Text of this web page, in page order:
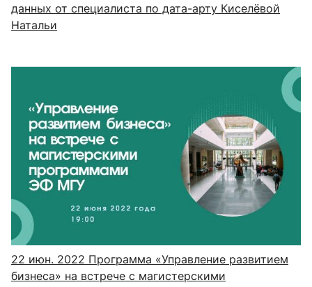
данных от специалиста по дата-арту Киселёвой
Натальи
22 июн. 2022 Программа «Управление развитием
бизнеса» на встрече с магистерскими